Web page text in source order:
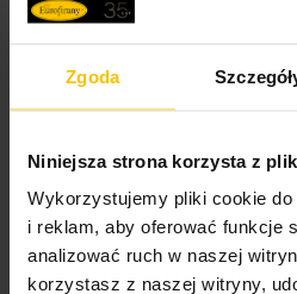
Zgoda
Niniejsza strona korzysta z
Wykorzystujemy pliki cookie
i reklam, aby oferować funkcje
analizować ruch w naszej
korzystasz z naszej witryny,
Poszewkę szytą na
wymiar